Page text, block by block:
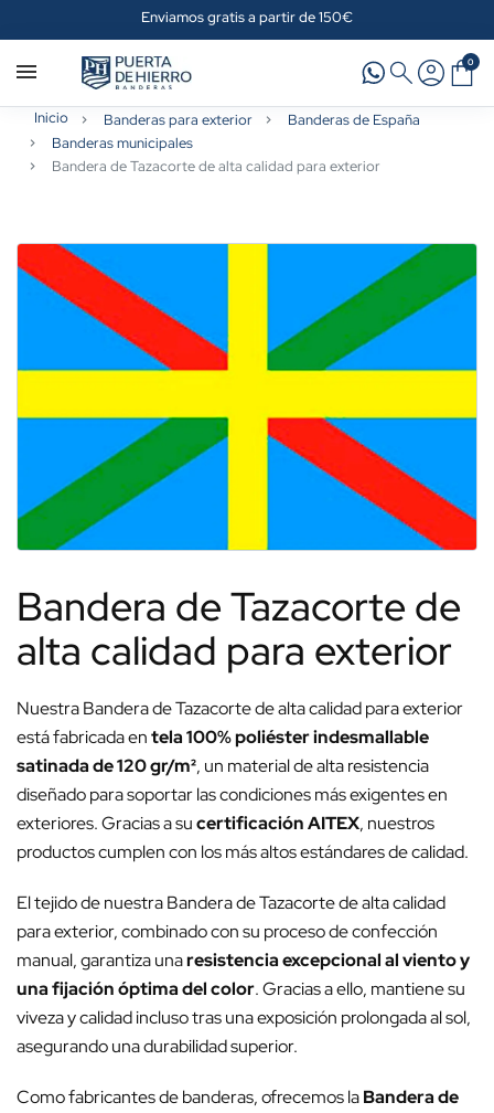
Enviamos gratis a partir de 150€
0
Inicio Banderas para exterior
Banderas de España
Banderas municipales
Bandera de Tazacorte de alta calidad para exterior
Bandera de Tazacorte de
alta calidad para exterior
Nuestra Bandera de Tazacorte de alta calidad para exterior
está fabricada entela 100% poliéster indesmallable
satinada de 120 gr/m², un material de alta resistencia
diseñado para soportar las condiciones más exigentes en
exteriores. Gracias a sucertificación AITEX, nuestros
productos cumplen con los más altos estándares de calidad.
El tejido de nuestra Bandera de Tazacorte de alta calidad
para exterior, combinado con su proceso de confección
manual, garantiza unaresistencia excepcional al viento y
una fijación óptima del color. Gracias a ello, mantiene su
viveza y calidad incluso tras una exposición prolongada al sol,
asegurando una durabilidad superior.
Como fabricantes de banderas, ofrecemos laBandera de